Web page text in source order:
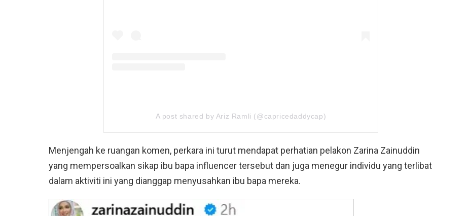
A post shared by Ariz Ramli (@capricedaddycap)
Menjengah ke ruangan komen, perkara ini turut mendapat perhatian pelakon Zarina Zainuddin
yang mempersoalkan sikap ibu bapa influencer tersebut dan juga menegur individu yang terlibat
dalam aktiviti ini yang dianggap menyusahkan ibu bapa mereka.